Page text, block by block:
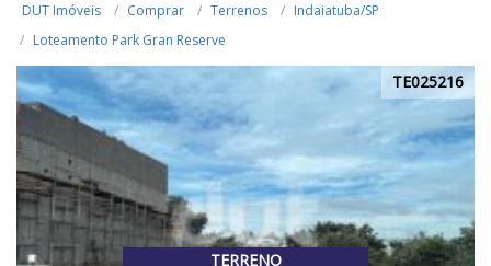
DUT Imóveis Comprar Terrenos
Indaiatuba/SP
Loteamento Park Gran Reserve
TE025216
TERRENO